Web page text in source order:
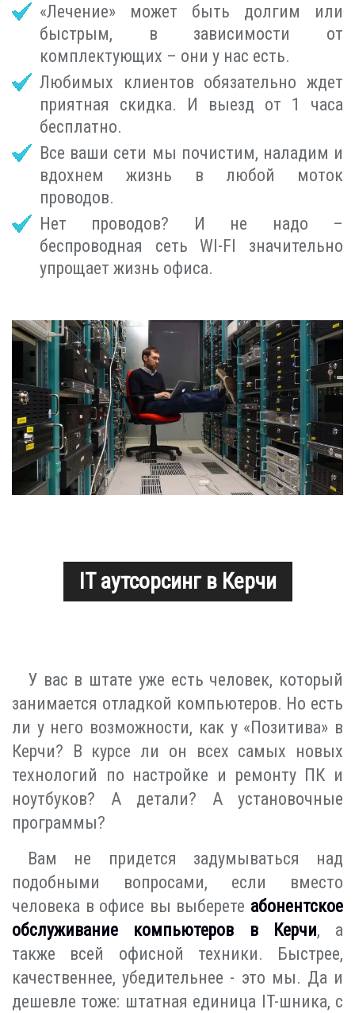
«Лечение» может быть долгим или
быстрым, в зависимости от
комплектующих – они у нас есть.
Любимых клиентов обязательно ждет
приятная скидка. И выезд от 1 часа
бесплатно.
Все ваши сети мы почистим, наладим и
вдохнем жизнь в любой моток
проводов.
Нет проводов? И не надо –
беспроводная сеть WI-FI значительно
упрощает жизнь офиса.
IT аутсорсинг в Керчи
У вас в штате уже есть человек, который
занимается отладкой компьютеров. Но есть
ли у него возможности, как у «Позитива» в
Керчи? В курсе ли он всех самых новых
технологий по настройке и ремонту ПК и
ноутбуков? А детали? А установочные
программы?
Вам не придется задумываться над
подобными вопросами, если вместо
человека в офисе вы выберете абонентское
обслуживание компьютеров в Керчи, а
также всей офисной техники. Быстрее,
качественнее, убедительнее - это мы. Да и
дешевле тоже: штатная единица IT-шника, с